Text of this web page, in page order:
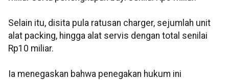
Selain itu, disita pula ratusan charger, sejumlah unit
alat packing, hingga alat servis dengan total senilai
Rp10 miliar.
Ia menegaskan bahwa penegakan hukum ini